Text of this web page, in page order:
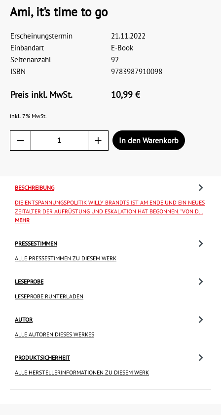
Ami, it's time to go
Erscheinungstermin
21.11.2022
Einbandart
E-Book
Seitenanzahl
92
ISBN
9783987910098
Preis inkl. MwSt. 10,99 €
inkl. 7% MwSt.
In den Warenkorb
BESCHREIBUNG
DIE ENTSPANNUNGSPOLITIK WILLY BRANDTS IST AM ENDE UND EIN NEUES
ZEITALTER DER AUFRÜSTUNG UND ESKALATION HAT BEGONNEN. "VON D…
MEHR
PRESSESTIMMEN
ALLE PRESSESTIMMEN ZU DIESEM WERK
LESEPROBE
LESEPROBE RUNTERLADEN
AUTOR
ALLE AUTOREN DIESES WERKES
PRODUKTSICHERHEIT
ALLE HERSTELLERINFORMATIONEN ZU DIESEM WERK